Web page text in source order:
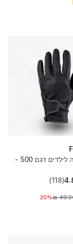
כפפות רכיבה לילדים דגם 500 -
(118)
לפני הנחה
20%